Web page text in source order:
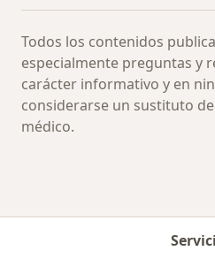
Todos los contenidos
especialmente preguntas y
carácter informativo y en
considerarse un sustituto
médico.